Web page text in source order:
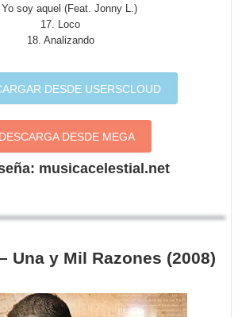
Yo soy aquel (Feat. Jonny L.)
17. Loco
18. Analizando
DESDE USERSCLOUD
DESCARGA DESDE MEGA
musicacelestial.net
Una y Mil Razones (2008)